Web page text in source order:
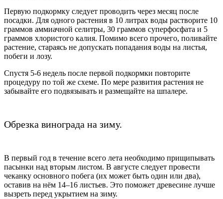
Первую подкормку следует проводить через месяц после
посадки. Для одного растения в 10 литрах воды растворите 10
граммов аммиачной селитры, 30 граммов суперфосфата и 5
граммов хлористого калия. Помимо всего прочего, поливайте
растение, стараясь не допускать попадания воды на листья,
побеги и лозу.
Спустя 5-6 недель после первой подкормки повторите
процедуру по той же схеме. По мере развития растения не
забывайте его подвязывать и размещайте на шпалере.
Обрезка винограда на зиму.
В первый год в течение всего лета необходимо прищипывать
пасынки над вторым листом. В августе следует провести
чеканку основного побега (их может быть один или два),
оставив на нём 14–16 листьев. Это поможет древесине лучше
вызреть перед укрытием на зиму.